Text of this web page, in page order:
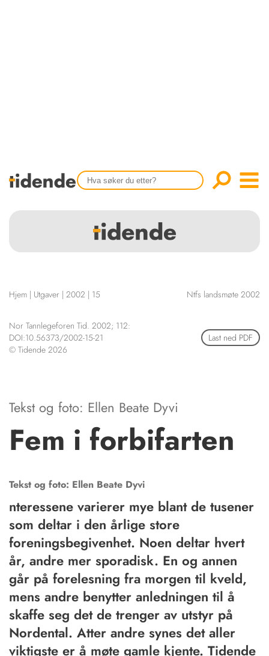
Tidligere utgaver
HENVISNINGER
KURSKALENDER
STILLINGER
KJØP & SALG
KONTAKT
Scientific articles
Publication and media
Hjem | Utgaver | 2002 | 15 Ntfs landsmøte 2002
Nor Tannlegeforen Tid. 2002; 112:
DOI:10.56373/2002-15-21
© Tidende 2026
Last ned PDF
Tekst og foto: Ellen Beate Dyvi
Fem i forbifarten
Tekst og foto: Ellen Beate Dyvi
nteressene varie­rer mye blant de tusener
som deltar i den årlige store
foreningsbegivenhet. ­Noen deltar hvert
år, ­andre mer sporadisk. En og annen
går på forelesning fra morgen til kveld,
mens ­andre benytter anledningen til å
skaffe seg det de trenger av utstyr på
Nordental. Atter ­andre synes det aller
viktigste er å ­møte gamle kjente. Tidende